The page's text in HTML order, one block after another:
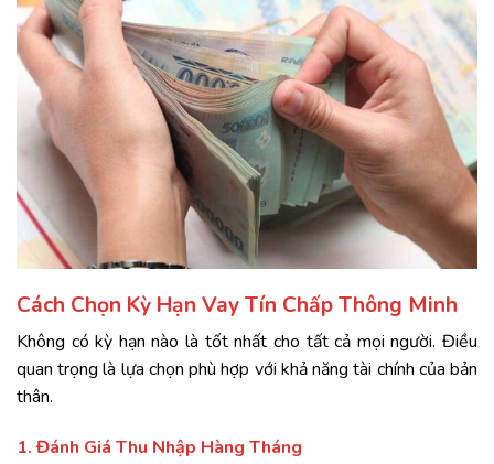
Cách Chọn Kỳ Hạn Vay Tín Chấp Thông Minh
Không có kỳ hạn nào là tốt nhất cho tất cả mọi người. Điều
quan trọng là lựa chọn phù hợp với khả năng tài chính của bản
thân.
1. Đánh Giá Thu Nhập Hàng Tháng